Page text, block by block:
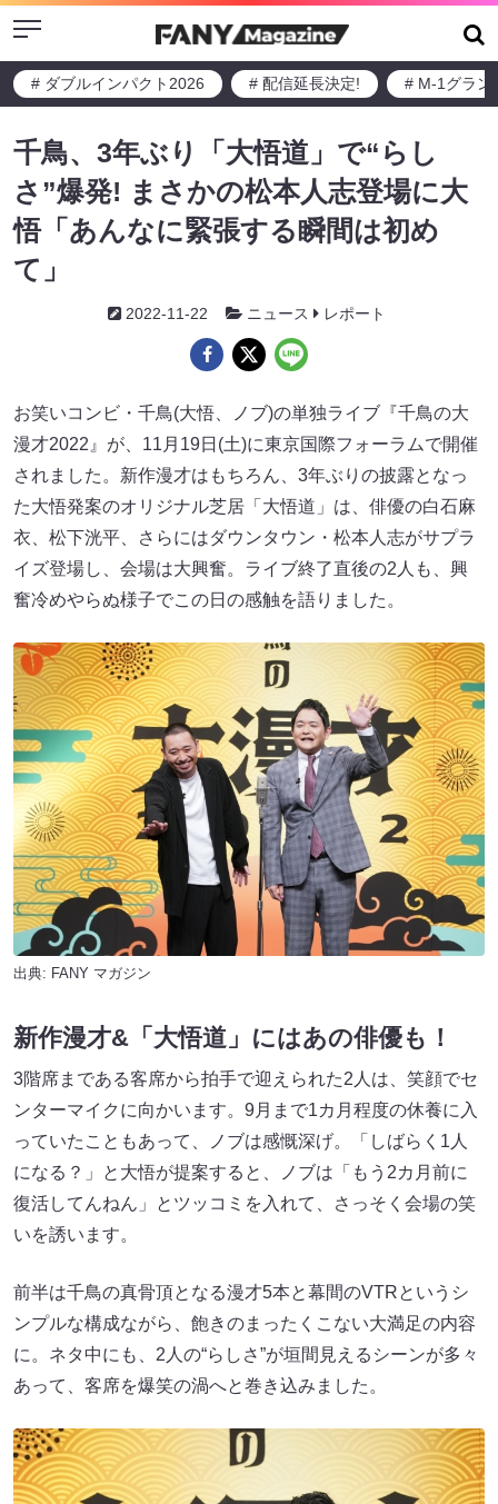
Menu
# ダブルインパクト2026 # 配信延長決定! # M-1グラン
千鳥、3年ぶり「大悟道」で“らし
さ”爆発! まさかの松本人志登場に大
悟「あんなに緊張する瞬間は初め
て」
2022-11-22 ニュース レポート
お笑いコンビ・千鳥(大悟、ノブ)の単独ライブ『千鳥の大
漫才2022』が、11月19日(土)に東京国際フォーラムで開催
されました。新作漫才はもちろん、3年ぶりの披露となっ
た大悟発案のオリジナル芝居「大悟道」は、俳優の白石麻
衣、松下洸平、さらにはダウンタウン・松本人志がサプラ
イズ登場し、会場は大興奮。ライブ終了直後の2人も、興
奮冷めやらぬ様子でこの日の感触を語りました。
出典: FANY マガジン
新作漫才&「大悟道」にはあの俳優も！
3階席まである客席から拍手で迎えられた2人は、笑顔でセ
ンターマイクに向かいます。9月まで1カ月程度の休養に入
っていたこともあって、ノブは感慨深げ。「しばらく1人
になる？」と大悟が提案すると、ノブは「もう2カ月前に
復活してんねん」とツッコミを入れて、さっそく会場の笑
いを誘います。
前半は千鳥の真骨頂となる漫才5本と幕間のVTRというシ
ンプルな構成ながら、飽きのまったくこない大満足の内容
に。ネタ中にも、2人の“らしさ”が垣間見えるシーンが多々
あって、客席を爆笑の渦へと巻き込みました。